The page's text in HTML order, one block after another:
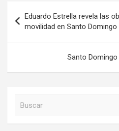
Navegación
de
entradas
Eduardo Estrella revela las
movilidad en Santo Domingo
Santo